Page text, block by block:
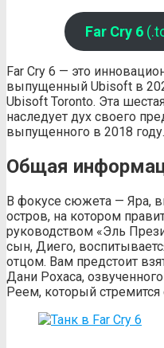
Far Cry 6
Far Cry 6 — это
выпущенный Ubisoft в
Ubisoft Toronto. Эта
наследует дух своего
выпущенного в 2018 году.
Общая
В фокусе сюжета — Яра,
остров, на котором
руководством «Эль
сын, Диего,
отцом. Вам предстоит
Дани Рохаса,
Реем, который